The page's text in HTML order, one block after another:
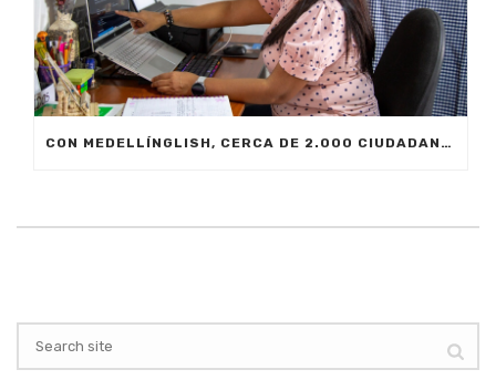
CON MEDELLÍNGLISH, CERCA DE 2.000 CIUDADANOS SE FORMARÁN EN INGLÉS FUNCIONAL PARA EL TRABAJO